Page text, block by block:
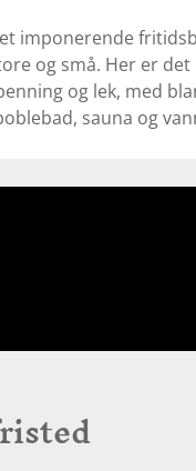
imponerende
og små. Her er
og lek, med
sauna og